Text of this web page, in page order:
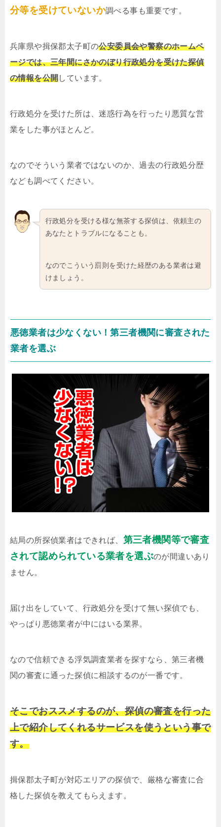
分等を受けていないか調べる事も重要です。
兵庫県や揖保郡太子町の公安委員会や警察のホームペ
ージでは、三年間にさかのぼり行政処分を受けた探偵
の情報を公開しています。
行政処分を受けた所は、迷惑行為を行ったり悪質な営
業をした事がほとんど。
なのでそういう業者ではないのか、過去の行政処分歴
なども調べてください。
行政処分を受ける様な無茶する探偵は、依頼主の
あなたとトラブルになることも。
なのでこういう罰則を受けた経歴のある業者は避
けましょう。
悪徳業者は少なくない！第三者機関に審査された
業者を選ぶ
結局の所探偵業者はできれば、 第三者機関等で審査
されて認められている業者を選ぶのが間違いあり
ません。
届け出をしていて、行政処分を受けて無い探偵でも、
やっぱり悪徳業者が中にはいる業界。
なので信頼できる浮気調査業者を探すなら、第三者機
関の審査に通った探偵に相談するのが一番です。
そこでおススメするのが、探偵の審査を行った
上で紹介してくれるサービスを使うという事で
す。
揖保郡太子町が対応エリアの探偵で、厳格な審査に合
格した探偵を教えてもらえます。